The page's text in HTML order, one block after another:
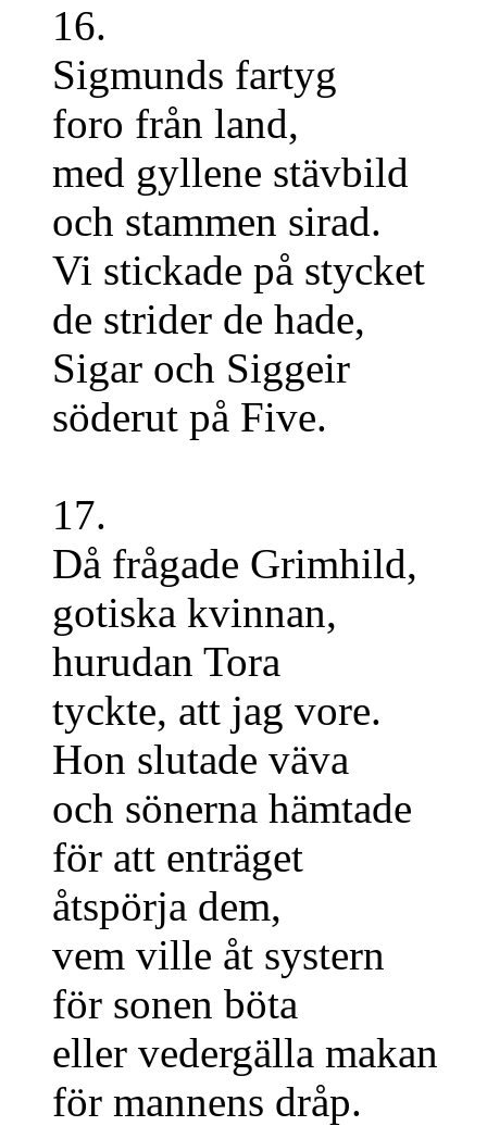
16.
Sigmunds fartyg
foro från land,
med gyllene stävbild
och stammen sirad.
Vi stickade på stycket
de strider de hade,
Sigar och Siggeir
söderut på Five.
17.
Då frågade Grimhild,
gotiska kvinnan,
hurudan Tora
tyckte, att jag vore.
Hon slutade väva
och sönerna hämtade
för att enträget
åtspörja dem,
vem ville åt systern
för sonen böta
eller vedergälla makan
för mannens dråp.